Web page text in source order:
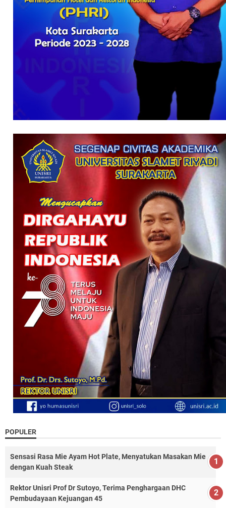
POPULER
Sensasi Rasa Mie Ayam Hot Plate, Menyatukan Masakan Mie
dengan Kuah Steak
Rektor Unisri Prof Dr Sutoyo, Terima Penghargaan DHC
Pembudayaan Kejuangan 45